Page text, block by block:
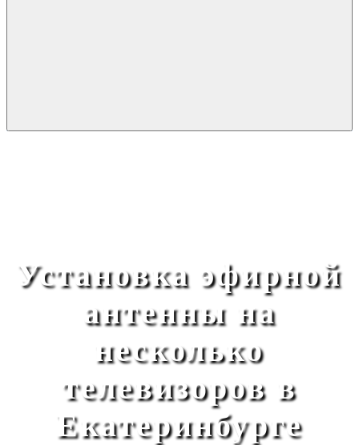
Установка эфирной
антенны на
несколько
телевизоров в
Екатеринбурге